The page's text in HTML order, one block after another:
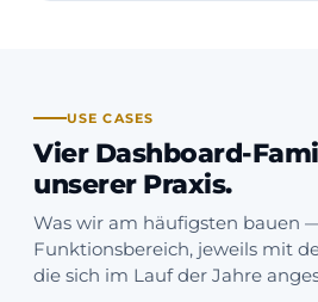
USE CASES
Vier Dashboard-
unserer Praxis.
Was wir am häufigsten bauen
Funktions­bereich, jeweils mit
die sich im Lauf der Jahre